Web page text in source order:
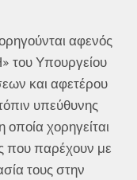
αφενός
του Υπουργείου
και αφετέρου
υπεύθυνης
χορηγείται
που παρέχουν με
τους στην